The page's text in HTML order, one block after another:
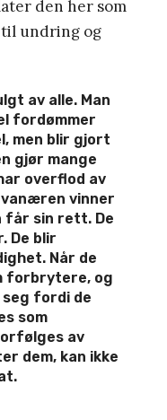
den her som
undring og
av alle. Man
fordømmer
men blir gjort
gjør mange
overflod av
vinner
får sin rett. De
De blir
Når de
forbrytere, og
fordi de
som
av
dem, kan ikke